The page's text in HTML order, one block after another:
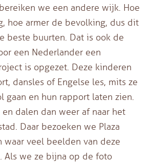
we een andere wijk. Hoe
hoe armer de bevolking, dus dit
beste buurten. Dat is ook de
een Nederlander een
is opgezet. Deze kinderen
dansles of Engelse les, mits ze
gaan en hun rapport laten zien.
dalen dan weer af naar het
Daar bezoeken we Plaza
waar veel beelden van deze
Als we ze bijna op de foto